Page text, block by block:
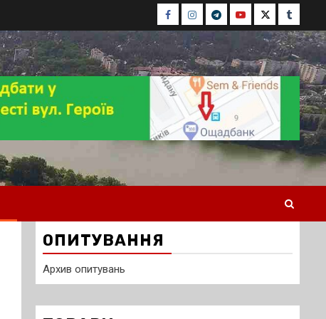
Facebook
Instagram
TelegramYoutubeTwitterTumblr
ОПИТУВАННЯ
Архив опитувань